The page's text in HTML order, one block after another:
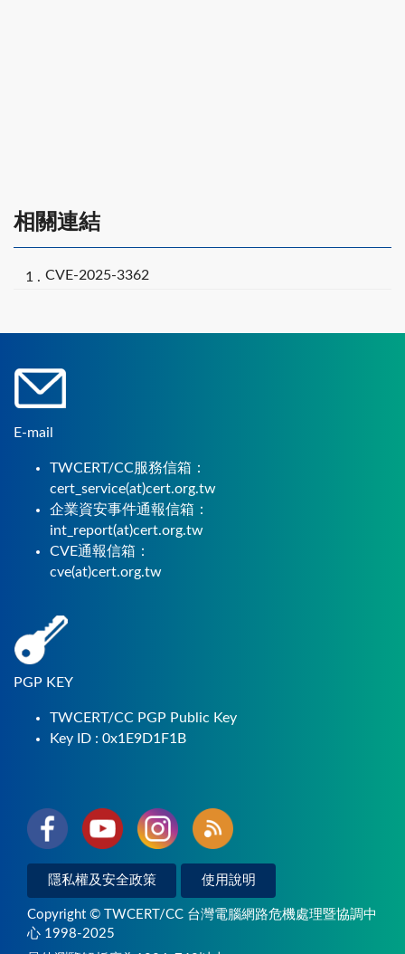
相關連結
CVE-2025-3362
E-mail
TWCERT/CC服務信箱：
cert_service(at)cert.org.tw
企業資安事件通報信箱：
int_report(at)cert.org.tw
CVE通報信箱：
cve(at)cert.org.tw
PGP KEY
TWCERT/CC PGP Public Key
Key ID : 0x1E9D1F1B
隱私權及安全政策 使用說明
Copyright © TWCERT/CC 台灣電腦網路危機處理暨協調中
心 1998-2025